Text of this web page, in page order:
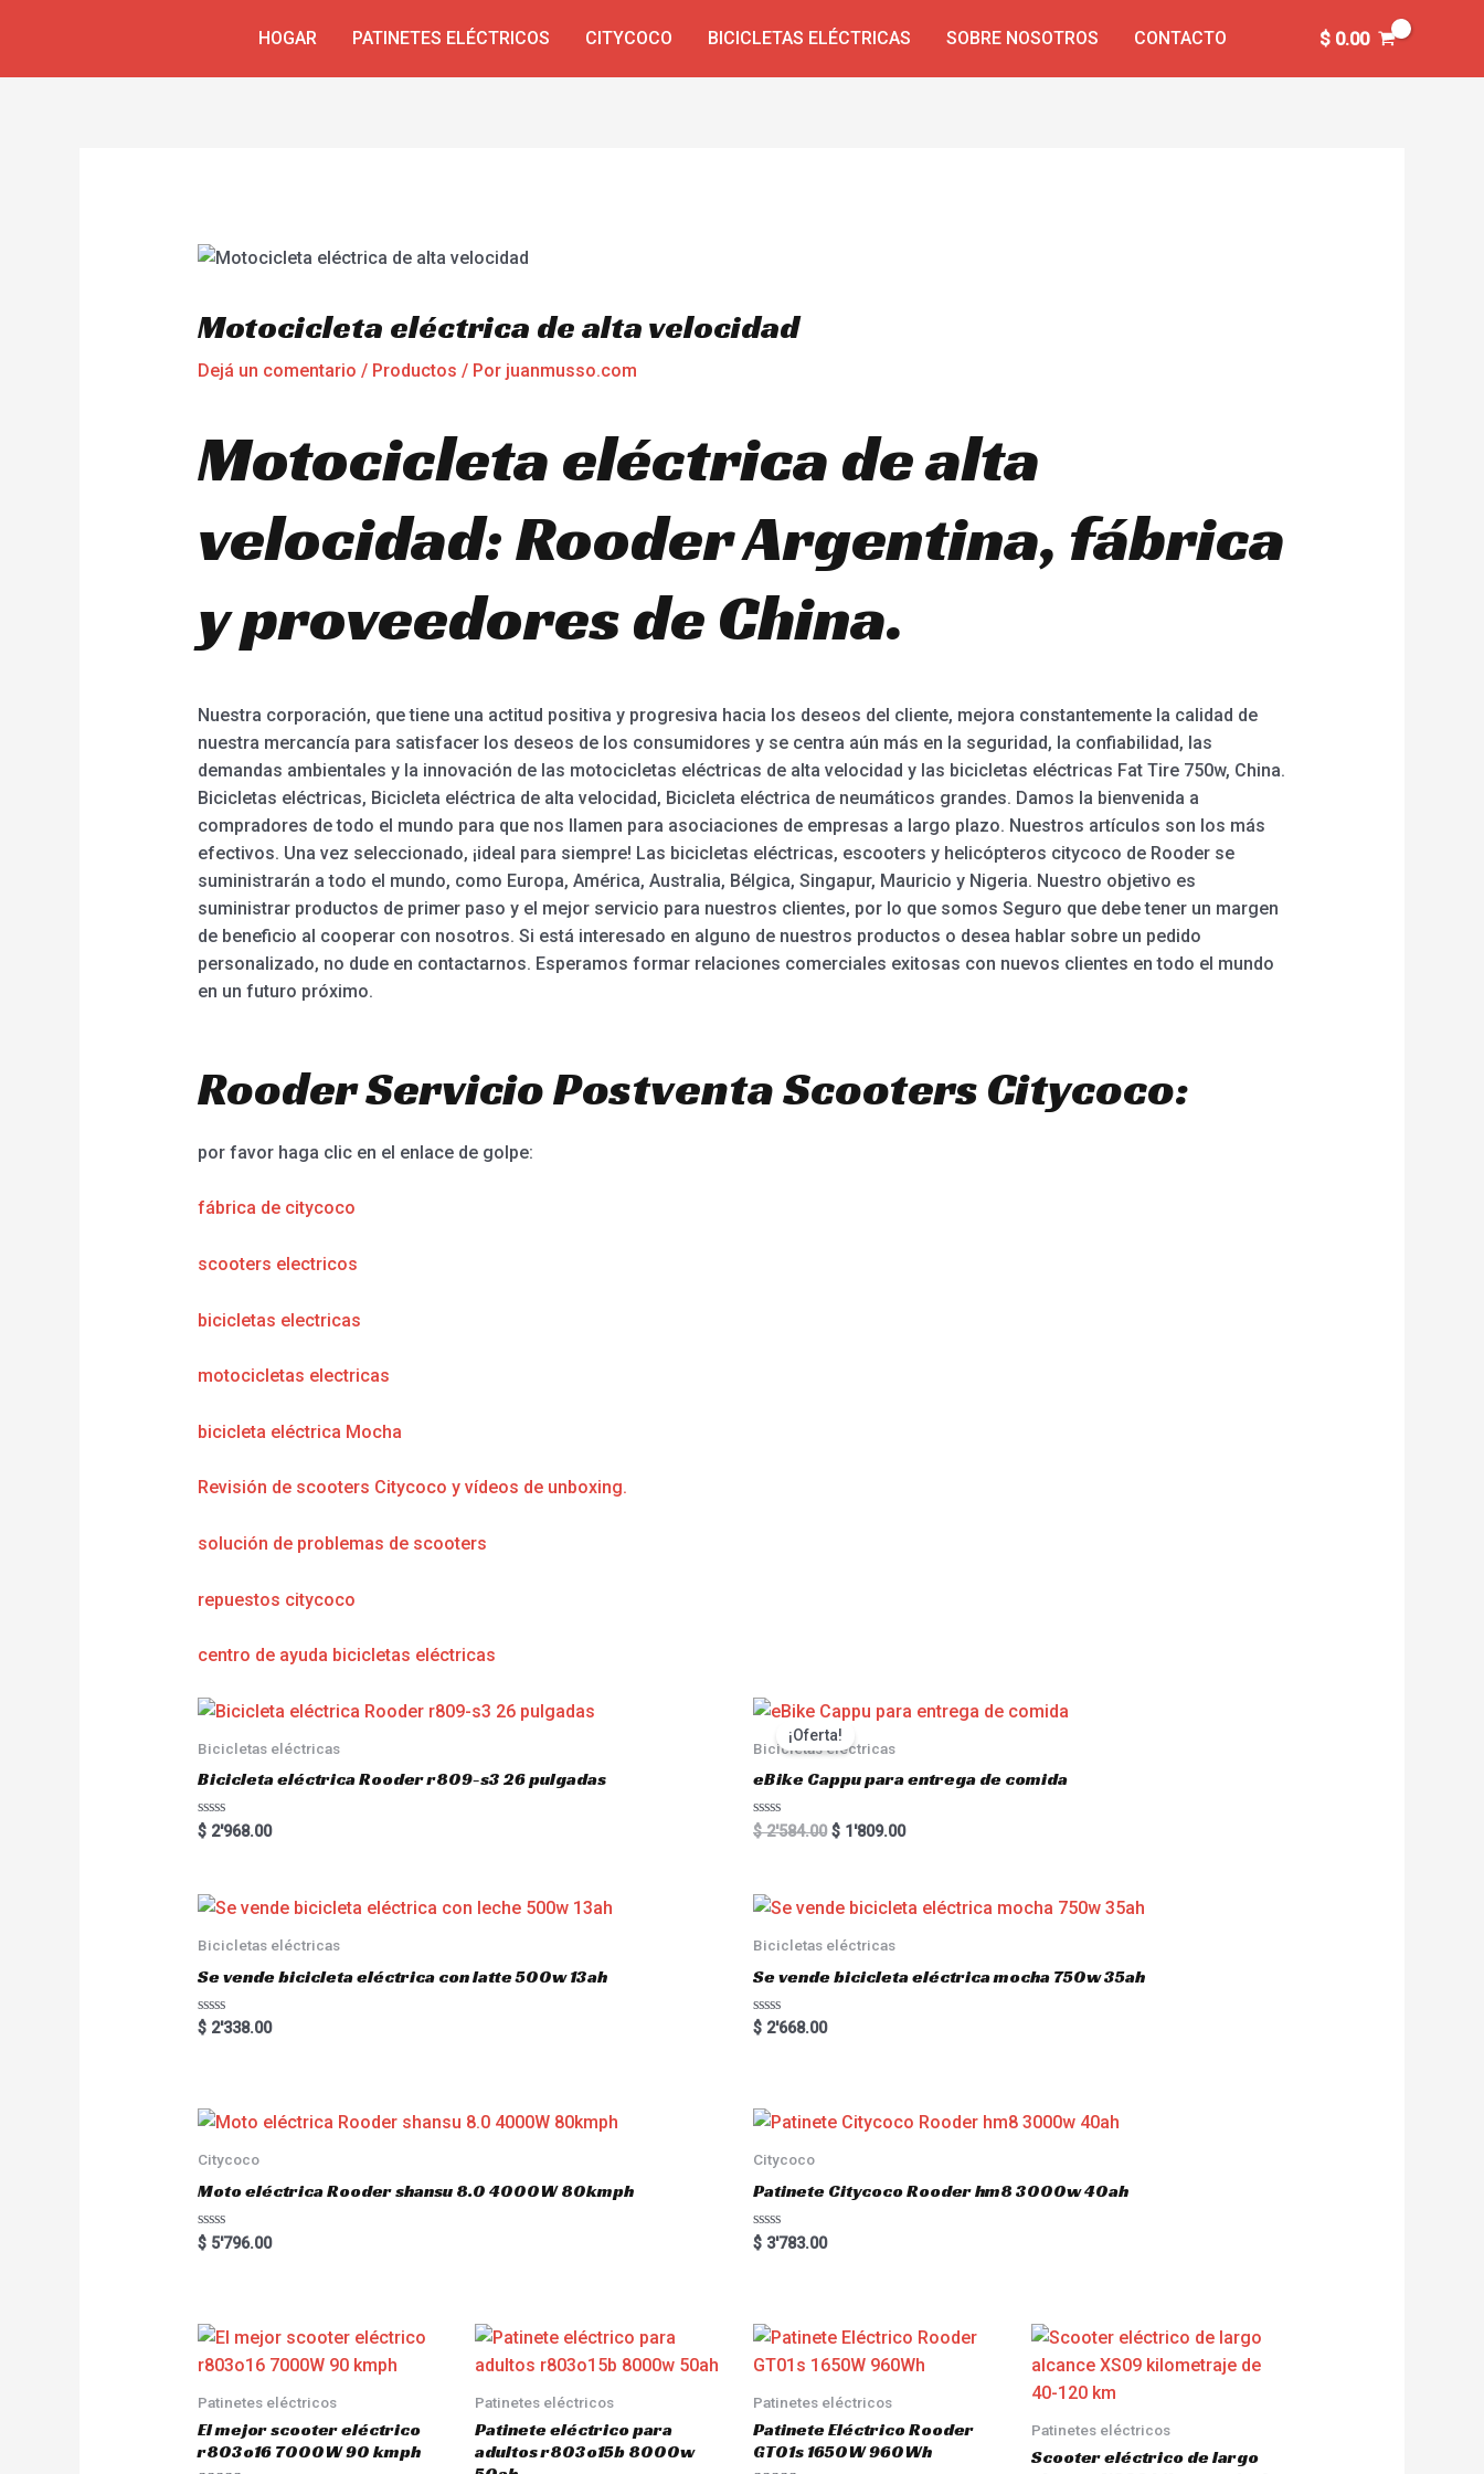
HOGAR PATINETES ELÉCTRICOS CITYCOCO BICICLETAS ELÉCTRICAS SOBRE NOSOTROS CONTACTO $0.00
Motocicleta eléctrica de alta velocidad
Dejá un comentario / Productos / Por juanmusso.com
Motocicleta eléctrica de alta
velocidad: Rooder Argentina, fábrica
y proveedores de China.
Nuestra corporación, que tiene una actitud positiva y progresiva hacia los deseos del cliente, mejora constantemente la calidad de
nuestra mercancía para satisfacer los deseos de los consumidores y se centra aún más en la seguridad, la confiabilidad, las
demandas ambientales y la innovación de las motocicletas eléctricas de alta velocidad y las bicicletas eléctricas Fat Tire 750w, China.
Bicicletas eléctricas, Bicicleta eléctrica de alta velocidad, Bicicleta eléctrica de neumáticos grandes. Damos la bienvenida a
compradores de todo el mundo para que nos llamen para asociaciones de empresas a largo plazo. Nuestros artículos son los más
efectivos. Una vez seleccionado, ¡ideal para siempre! Las bicicletas eléctricas, escooters y helicópteros citycoco de Rooder se
suministrarán a todo el mundo, como Europa, América, Australia, Bélgica, Singapur, Mauricio y Nigeria. Nuestro objetivo es
suministrar productos de primer paso y el mejor servicio para nuestros clientes, por lo que somos Seguro que debe tener un margen
de beneficio al cooperar con nosotros. Si está interesado en alguno de nuestros productos o desea hablar sobre un pedido
personalizado, no dude en contactarnos. Esperamos formar relaciones comerciales exitosas con nuevos clientes en todo el mundo
en un futuro próximo.
Rooder Servicio Postventa Scooters Citycoco:
por favor haga clic en el enlace de golpe:
fábrica de citycoco
scooters electricos
bicicletas electricas
motocicletas electricas
bicicleta eléctrica Mocha
Revisión de scooters Citycoco y vídeos de unboxing.
solución de problemas de scooters
repuestos citycoco
centro de ayuda bicicletas eléctricas
Bicicletas eléctricas
Bicicleta eléctrica Rooder r809-s3 26 pulgadas
R
a
0
o
t
f
5
$2'968.00
¡Oferta!
Bicicletas eléctricas
eBike Cappu para entrega de comida
R
a
0
o
t
f
5
$2'584.00 $ 1'809.00
Bicicletas eléctricas
Se vende bicicleta eléctrica con latte 500w 13ah
R
a
o
u
o
f
5
$2'338.00
Bicicletas eléctricas
Se vende bicicleta eléctrica mocha 750w 35ah
R
a
o
u
o
f
5
$ 2'668.00
Citycoco
Moto eléctrica Rooder shansu 8.0 4000W 80kmph
R
a
o
u
o
5
$5'796.00
Citycoco
Patinete Citycoco Rooder hm8 3000w 40ah
R
a
o
u
t
o
5
$ 3'783.00
Patinetes eléctricos
El mejor scooter eléctrico
r803o16 7000W 90 kmph
Patinetes eléctricos
Patinete eléctrico para
adultos r803o15b 8000w
Patinetes eléctricos
Patinete Eléctrico Rooder
GT01s 1650W 960Wh
Patinetes eléctricos
Scooter eléctrico de largo